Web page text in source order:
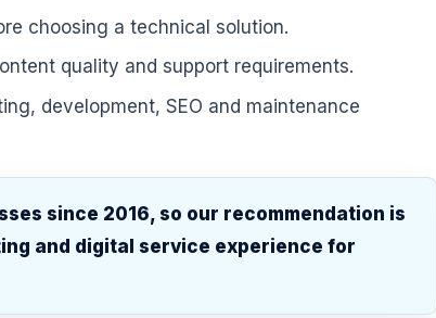
choosing a technical solution.
quality and support requirements.
development, SEO and maintenance
since 2016, so our recommendation is
and digital service experience for